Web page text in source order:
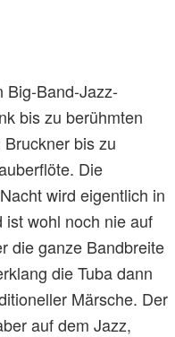
Big-Band-Jazz-
bis zu berühmten
bis zu
Die
wird eigentlich in
ist wohl noch nie auf
die ganze Bandbreite
die Tuba dann
Märsche. Der
auf dem Jazz,